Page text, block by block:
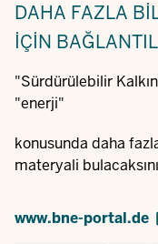
DAHA FAZLA
IÇIN
"Sürdürülebilir
"enerji"
konusunda daha
materyali
www.bne-portal.de